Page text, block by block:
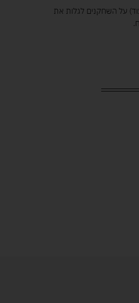
על השחקנים לגלות את